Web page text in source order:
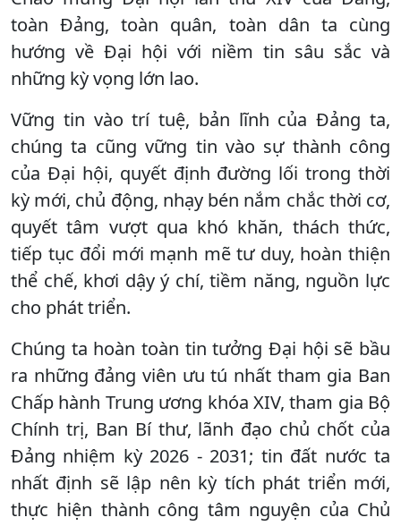
toàn Đảng, toàn quân, toàn dân ta cùng
hướng về Đại hội với niềm tin sâu sắc và
những kỳ vọng lớn lao.
Vững tin vào trí tuệ, bản lĩnh của Đảng ta,
chúng ta cũng vững tin vào sự thành công
của Đại hội, quyết định đường lối trong thời
kỳ mới, chủ động, nhạy bén nắm chắc thời cơ,
quyết tâm vượt qua khó khăn, thách thức,
tiếp tục đổi mới mạnh mẽ tư duy, hoàn thiện
thể chế, khơi dậy ý chí, tiềm năng, nguồn lực
cho phát triển.
Chúng ta hoàn toàn tin tưởng Đại hội sẽ bầu
ra những đảng viên ưu tú nhất tham gia Ban
Chấp hành Trung ương khóa XIV, tham gia Bộ
Chính trị, Ban Bí thư, lãnh đạo chủ chốt của
Đảng nhiệm kỳ 2026 - 2031; tin đất nước ta
nhất định sẽ lập nên kỳ tích phát triển mới,
thực hiện thành công tâm nguyện của Chủ